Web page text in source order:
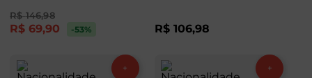
R$ 146,98
R$ 69,90 -53% R$ 106,98